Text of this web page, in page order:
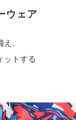
60
す。1cm前後の誤
ウェア
、
ットする